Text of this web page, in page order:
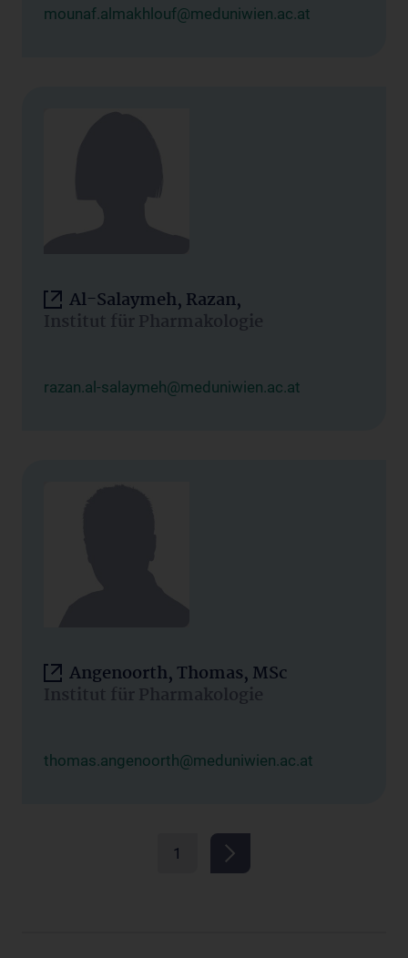
mounaf.almakhlouf@meduniwien.ac.at
Al-Salaymeh, Razan,
Institut für Pharmakologie
razan.al-salaymeh@meduniwien.ac.at
Angenoorth, Thomas, MSc
Institut für Pharmakologie
thomas.angenoorth@meduniwien.ac.at
1